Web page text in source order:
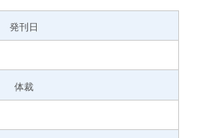
発刊日
体裁